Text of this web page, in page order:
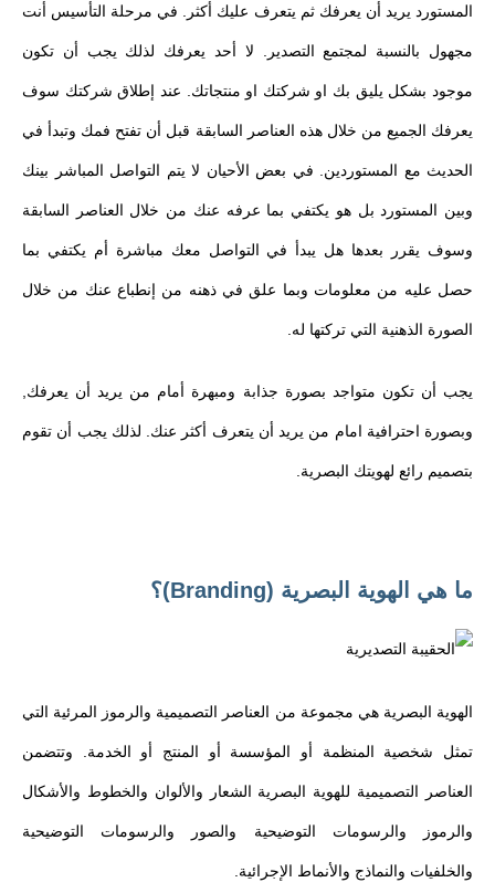
المستورد يريد أن يعرفك ثم يتعرف عليك أكثر. في مرحلة التأسيس أنت
مجهول بالنسبة لمجتمع التصدير. لا أحد يعرفك لذلك يجب أن تكون
موجود بشكل يليق بك او شركتك او منتجاتك. عند إطلاق شركتك سوف
يعرفك الجميع من خلال هذه العناصر السابقة قبل أن تفتح فمك وتبدأ في
الحديث مع المستوردين. في بعض الأحيان لا يتم التواصل المباشر بينك
وبين المستورد بل هو يكتفي بما عرفه عنك من خلال العناصر السابقة
وسوف يقرر بعدها هل يبدأ في التواصل معك مباشرة أم يكتفي بما
حصل عليه من معلومات وبما علق في ذهنه من إنطباع عنك من خلال
الصورة الذهنية التي تركتها له.
يجب أن تكون متواجد بصورة جذابة ومبهرة أمام من يريد أن يعرفك,
وبصورة احترافية امام من يريد أن يتعرف أكثر عنك. لذلك يجب أن تقوم
بتصميم رائع لهويتك البصرية.
ما هي الهوية البصرية (Branding)؟
الهوية البصرية هي مجموعة من العناصر التصميمية والرموز المرئية التي
تمثل شخصية المنظمة أو المؤسسة أو المنتج أو الخدمة. وتتضمن
العناصر التصميمية للهوية البصرية الشعار والألوان والخطوط والأشكال
والرموز والرسومات التوضيحية والصور والرسومات التوضيحية
والخلفيات والنماذج والأنماط الإجرائية.